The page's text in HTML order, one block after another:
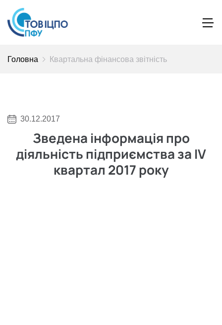
Головна Квартальна фінансова звітність
30.12.2017
Зведена інформація про
діяльність підприємства за IV
квартал 2017 року